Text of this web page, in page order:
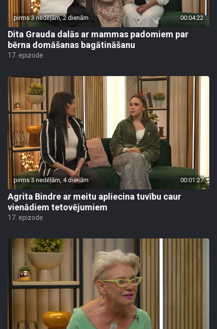
pirms 3 nedēļām, 2 dienām 00:04:22
Dita Grauda dalās ar mammas padomiem par
bērna domāšanas bagātināšanu
17. epizode
pirms 3 nedēļām, 4 dienām 00:01:27
Agrita Bindre ar meitu apliecina tuvību caur
vienādiem tetovējumiem
17. epizode